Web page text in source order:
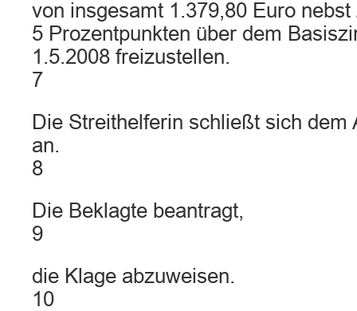
von insgesamt 1.379,80 Euro
5 Prozentpunkten über dem
1.5.2008 freizustellen.
7
Die Streithelferin schließt sich dem
an.
8
Die Beklagte beantragt,
9
die Klage abzuweisen.
10